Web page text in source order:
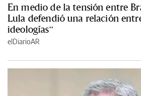
En medio de la tensión entre
Lula defendió una relación
ideologías”
elDiarioAR